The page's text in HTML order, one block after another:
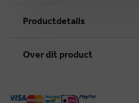
Productdetails
Over dit product